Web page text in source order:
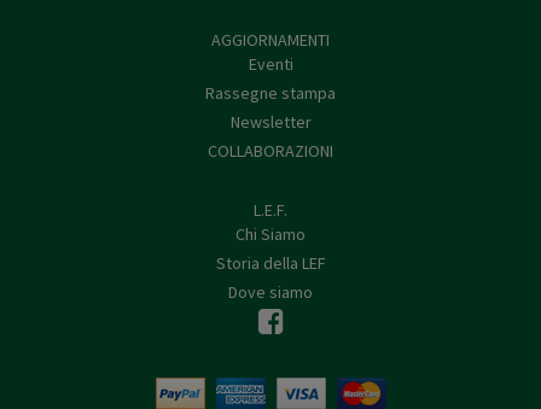
AGGIORNAMENTI
Eventi
Rassegne stampa
Newsletter
COLLABORAZIONI
L.E.F.
Chi Siamo
Storia della LEF
Dove siamo